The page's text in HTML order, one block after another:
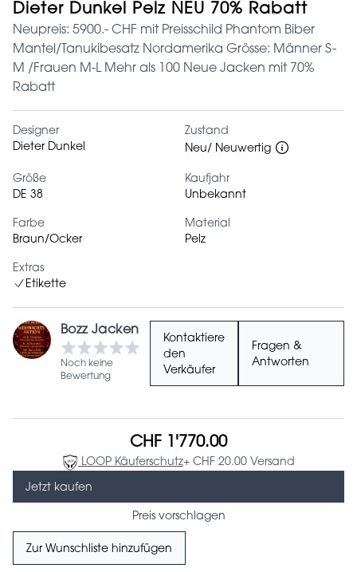
Dieter Dunkel Pelz NEU 70% Rabatt
Neupreis: 5900.- CHF mit Preisschild Phantom Biber
Mantel/Tanukibesatz Nordamerika Grösse: Männer S-
M /Frauen M-L Mehr als 100 Neue Jacken mit 70%
Rabatt
Designer
Dieter Dunkel
Zustand
Neu/ Neuwertig
Größe
DE 38
Kaufjahr
Unbekannt
Farbe
Braun/Ocker
Material
Pelz
Extras
Etikette
Bozz Jacken
Noch keine
Bewertung
Kontaktiere
den
Verkäufer
Fragen &
Antworten
CHF 1'770.00
LOOP Käuferschutz+ CHF 20.00 Versand
Jetzt kaufen
Preis vorschlagen
Zur Wunschliste hinzufügen